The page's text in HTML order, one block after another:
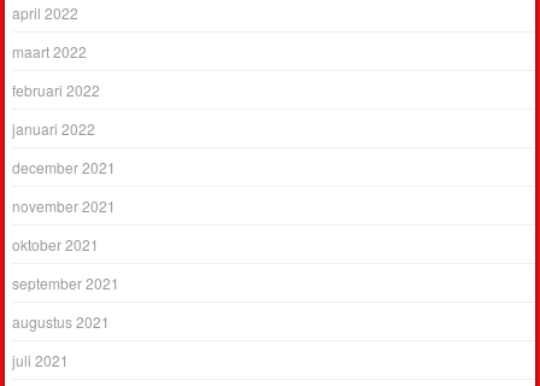
april 2022
maart 2022
februari 2022
januari 2022
december 2021
november 2021
oktober 2021
september 2021
augustus 2021
juli 2021